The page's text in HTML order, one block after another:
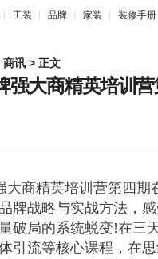
工装 品牌 家装 装修手册
商讯 > 正文
强大商精英培训营
大商精英培训营第四期
牌战略与实战方法，
破局的系统蜕变!在三
引流等核心课程，在